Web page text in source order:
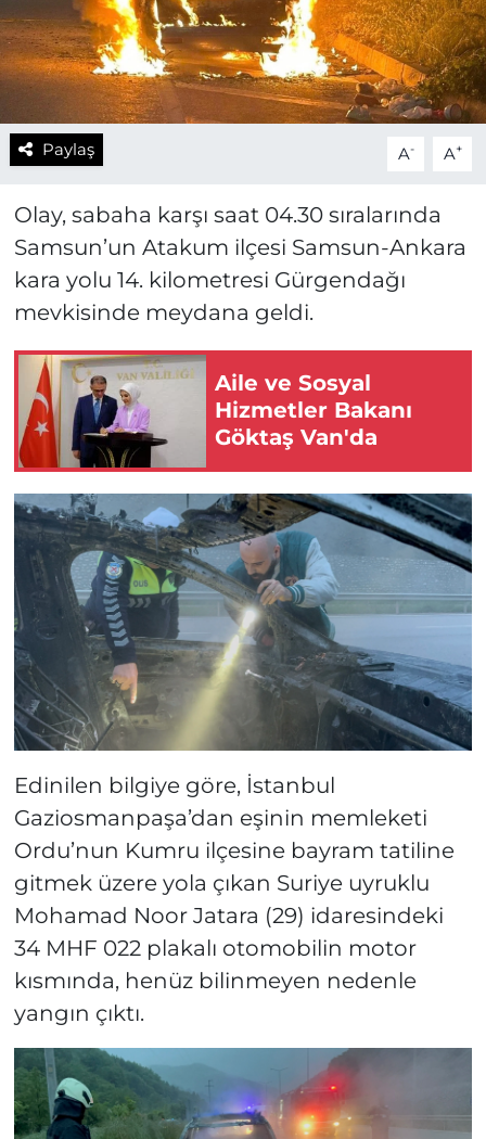
Paylaş A- A+
Olay, sabaha karşı saat 04.30 sıralarında
Samsun’un Atakum ilçesi Samsun-Ankara
kara yolu 14. kilometresi Gürgendağı
mevkisinde meydana geldi.
Aile ve Sosyal
Hizmetler Bakanı
Göktaş Van'da
Edinilen bilgiye göre, İstanbul
Gaziosmanpaşa’dan eşinin memleketi
Ordu’nun Kumru ilçesine bayram tatiline
gitmek üzere yola çıkan Suriye uyruklu
Mohamad Noor Jatara (29) idaresindeki
34 MHF 022 plakalı otomobilin motor
kısmında, henüz bilinmeyen nedenle
yangın çıktı.